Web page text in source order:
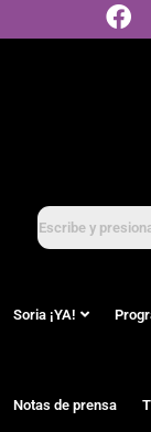
Soria ¡YA!
Notas de prensa